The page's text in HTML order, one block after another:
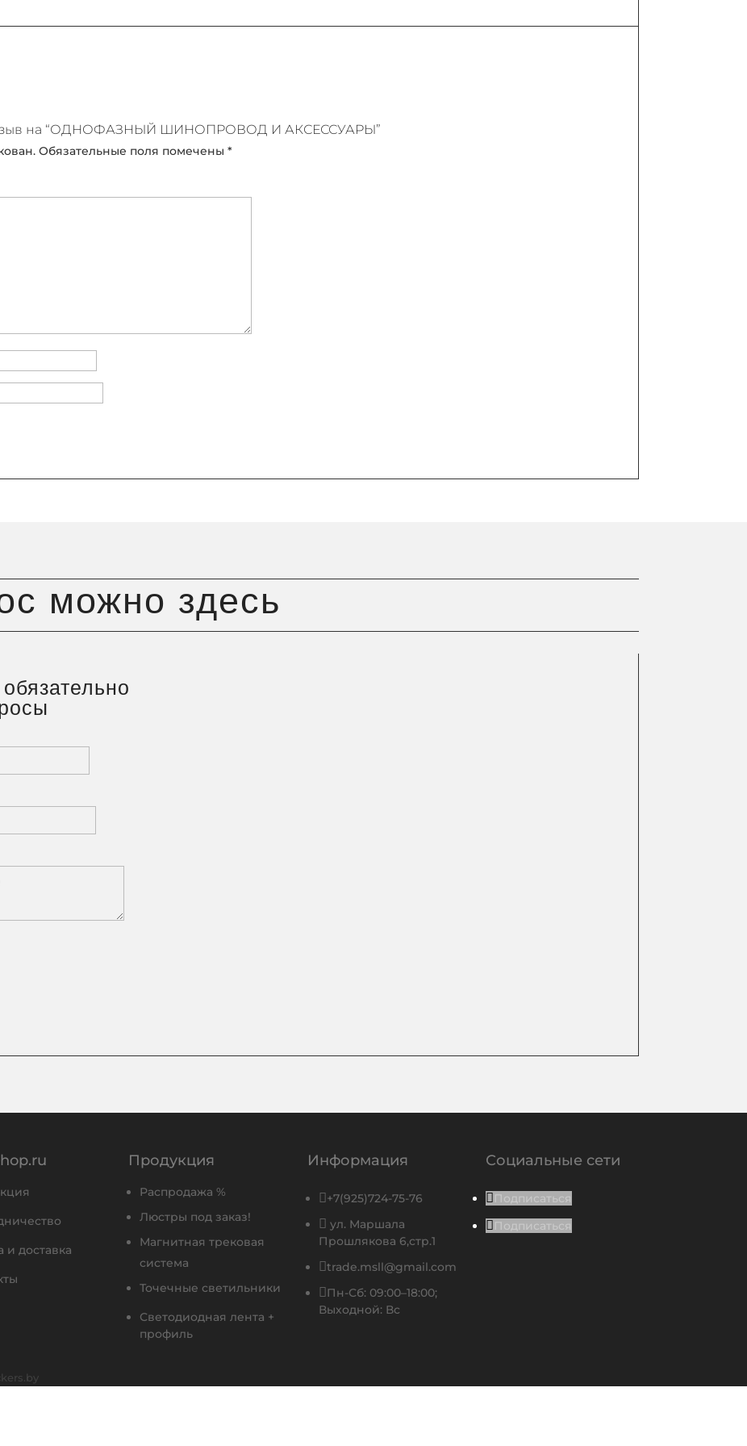
отзыв на “ОДНОФАЗНЫЙ ШИНОПРОВОД И АКСЕССУАРЫ”
Обязательные поля помечены*
можно здесь
и доставка
Продукция
Распродажа %
Люстры под заказ!
Магнитная трековая
система
Точечные светильники
Светодиодная лента +
профиль
Информация
+7(925)724-75-76
 ул. Маршала
Прошлякова 6,стр.1
trade.msll@gmail.com
Пн-Сб: 09:00–18:00;
Выходной: Вс
Социальные сети
Подписаться
Подписаться